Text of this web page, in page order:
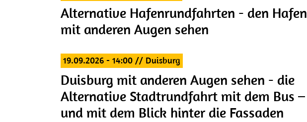
Alternative Hafenrundfahrten - den Hafen
mit anderen Augen sehen
19.09.2026 - 14:00// Duisburg
Duisburg mit anderen Augen sehen - die
Alternative Stadtrundfahrt mit dem Bus –
und mit dem Blick hinter die Fassaden